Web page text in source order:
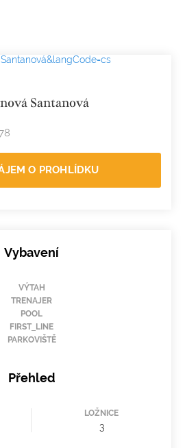
Santanová
O PROHLÍDKU
Vybavení
VÝTAH
TRENAJER
POOL
FIRST_LINE
PARKOVIŠTĚ
Přehled
LOŽNICE
3